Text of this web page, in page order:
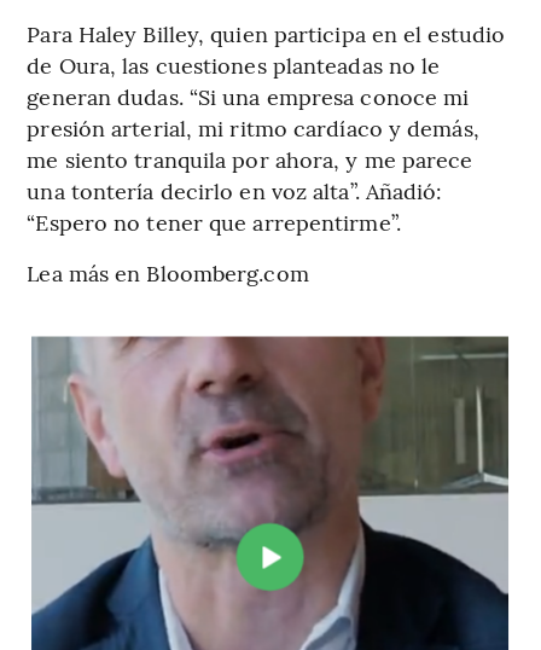
Para Haley Billey, quien participa en el estudio
de Oura, las cuestiones planteadas no le
generan dudas. “Si una empresa conoce mi
presión arterial, mi ritmo cardíaco y demás,
me siento tranquila por ahora, y me parece
una tontería decirlo en voz alta”. Añadió:
“Espero no tener que arrepentirme”.
Lea más en Bloomberg.com